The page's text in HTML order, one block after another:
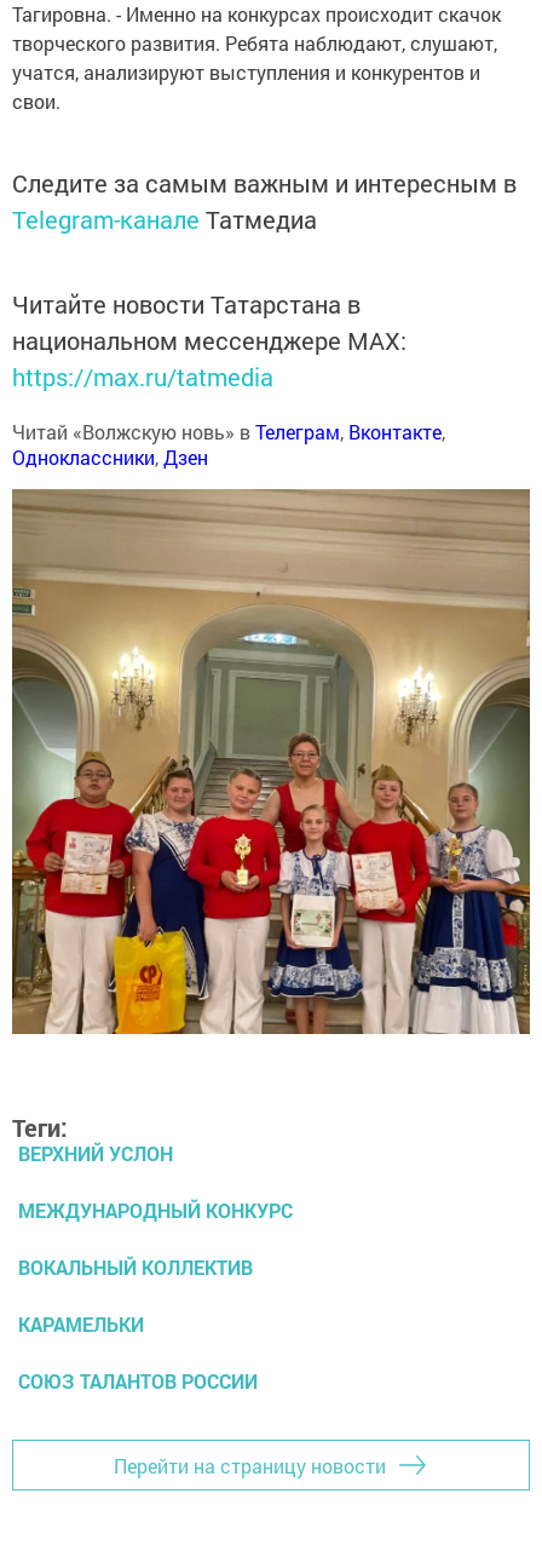
Тагировна. - Именно на конкурсах происходит скачок
творческого развития. Ребята наблюдают, слушают,
учатся, анализируют выступления и конкурентов и
свои.
Следите за самым важным и интересным в
Telegram-канале Татмедиа
Читайте новости Татарстана в
национальном мессенджере MАХ:
https://max.ru/tatmedia
Читай «Волжскую новь» вТелеграм, Вконтакте,
Одноклассники,Дзен
Теги:
ВЕРХНИЙ УСЛОН
МЕЖДУНАРОДНЫЙ КОНКУРС
ВОКАЛЬНЫЙ КОЛЛЕКТИВ
КАРАМЕЛЬКИ
СОЮЗ ТАЛАНТОВ РОССИИ
Перейти на страницу новости